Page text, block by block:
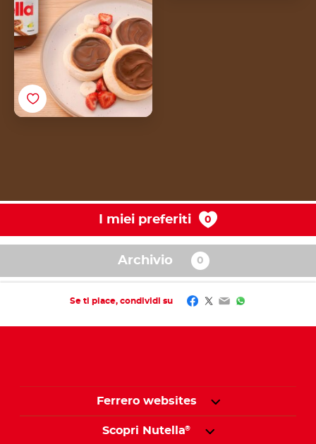
I miei preferiti
Archivio
Se ti piace, condividi su Facebook
Twitter
EmailWhatsApp
Ferrero websites
Scopri Nutella®